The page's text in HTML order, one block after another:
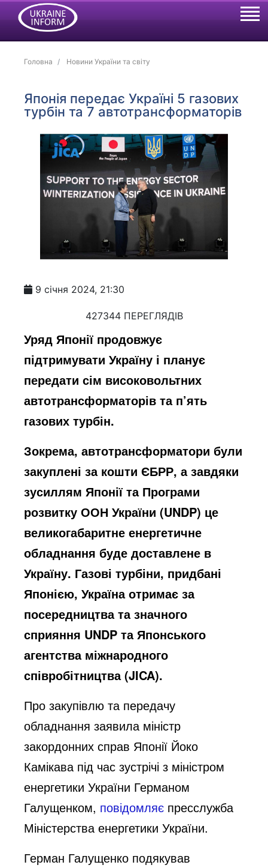
Головна Новини України та світу
Японія передає Україні 5 газових
турбін та 7 автотрансформаторів
9 січня 2024, 21:30
427344 ПЕРЕГЛЯДІВ
Уряд Японії продовжує
підтримувати Україну і планує
передати сім високовольтних
автотрансформаторів та п’ять
газових турбін.
Зокрема, автотрансформатори були
закуплені за кошти ЄБРР, а завдяки
зусиллям Японії та Програми
розвитку ООН України (UNDP) це
великогабаритне енергетичне
обладнання буде доставлене в
Україну. Газові турбіни, придбані
Японією, Україна отримає за
посередництва та значного
сприяння UNDP та Японського
агентства міжнародного
співробітництва (JICA).
Про закупівлю та передачу
обладнання заявила міністр
закордонних справ Японії Йоко
Камікава під час зустрічі з міністром
енергетики України Германом
Галущенком, повідомляє пресслужба
Міністерства енергетики України.
Герман Галущенко подякував